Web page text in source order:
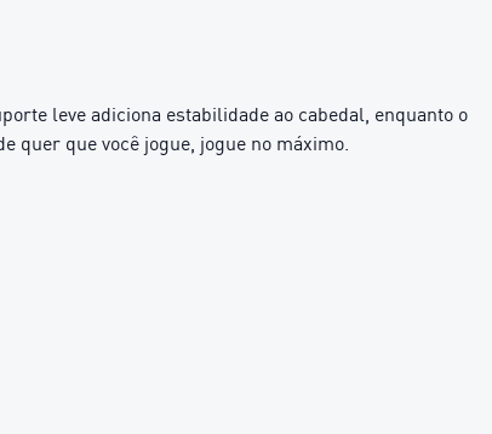
leve adiciona estabilidade ao cabedal, enquanto o
quer que você jogue, jogue no máximo.